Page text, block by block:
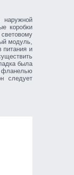
наружной
коробки
модуль,
питания и
была
фланелью
следует